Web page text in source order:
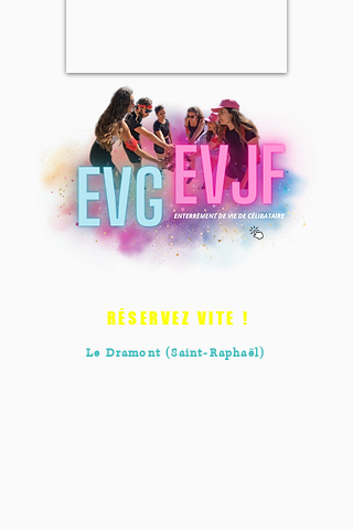
RÉSERVEZ VITE !
Le Dramont (Saint-Raphaël)